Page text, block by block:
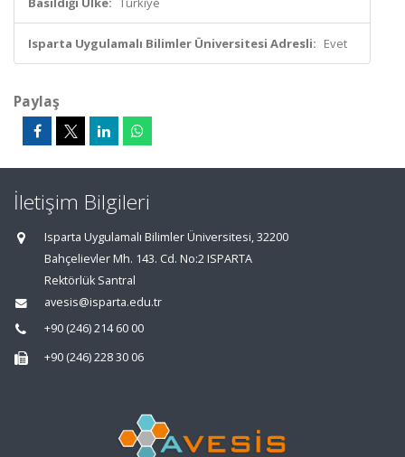
Isparta Uygulamalı Bilimler Üniversitesi Adresli: Evet
Paylaş
İletişim Bilgileri
Isparta Uygulamalı Bilimler Üniversitesi, 32200
Bahçelievler Mh. 143. Cd. No:2 ISPARTA
Rektörlük Santral
avesis@isparta.edu.tr
+90 (246) 214 60 00
+90 (246) 228 30 06